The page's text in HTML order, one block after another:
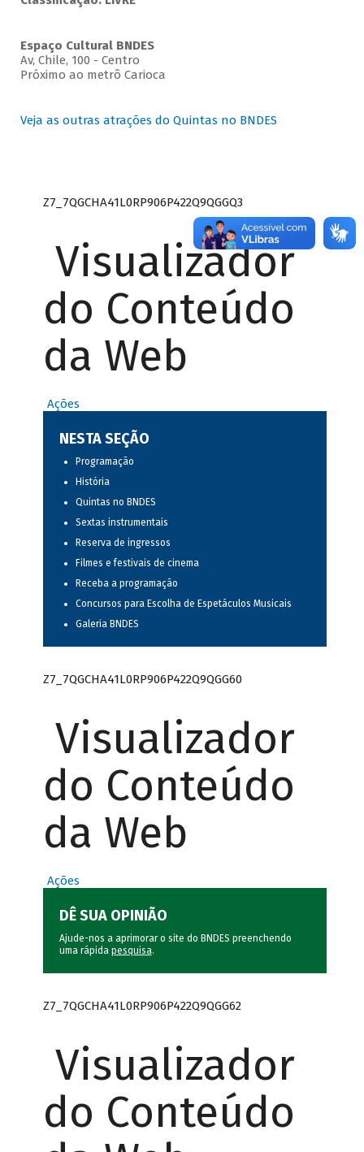
Espaço Cultural BNDES
Av, Chile, 100 - Centro
Próximo ao metrô Carioca
Veja as outras atrações do Quintas no BNDES
Z7_7QGCHA41L0RP906P422Q9QGGQ3
Visualizador
do Conteúdo
da Web
Ações
NESTA SEÇÃO
Programação
História
Quintas no BNDES
Sextas instrumentais
Reserva de ingressos
Filmes e festivais de cinema
Receba a programação
Concursos para Escolha de Espetáculos Musicais
Galeria BNDES
Z7_7QGCHA41L0RP906P422Q9QGG60
Visualizador
do Conteúdo
da Web
Ações
DÊ SUA OPINIÃO
Ajude-nos a aprimorar o site do BNDES preenchendo
uma rápida pesquisa.
Z7_7QGCHA41L0RP906P422Q9QGG62
Visualizador
do Conteúdo